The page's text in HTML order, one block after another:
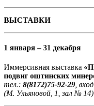
ВЫСТАВКИ
1 января – 31 декабря
Иммерсивная выставка
подвиг оштинских
тел.: 8(8172)75-92-29 ,
(М. Ульяновой, 1, зал № 14)